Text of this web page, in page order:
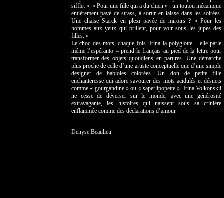
sifflet ». « Pour une fille qui a du chien » : un toutou mécanique
entièrement pavé de strass, à sortir en laisse dans les soirées.
Une chaise Starck en plexi pavée de miroirs ? « Pour les
hommes aux yeux qui brillent, pour voir sous les jupes des
filles. »
Le choc des mots, chaque fois. Irina la polyglotte – elle parle
même l’espéranto – prend le français au pied de la lettre pour
transformer des objets quotidiens en parures. Une démarche
plus proche de celle d’une artiste conceptuelle que d’une simple
designer de babioles colorées. Un don de petite fille
enchanteresse qui adore savourer des mots acidulés et désuets
comme « gourgandine » ou « saperlipopette ». Irina Volkonskii
ne cesse de déverser sur le monde, avec une générosité
extravagante, les histoires qui naissent sous sa crinière
enflammée comme des déclarations d’amour.
Denyse Beaulieu